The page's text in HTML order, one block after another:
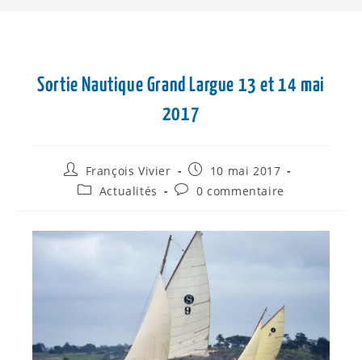
Sortie Nautique Grand Largue 13 et 14 mai
2017
François Vivier
10 mai 2017
Actualités
0 commentaire